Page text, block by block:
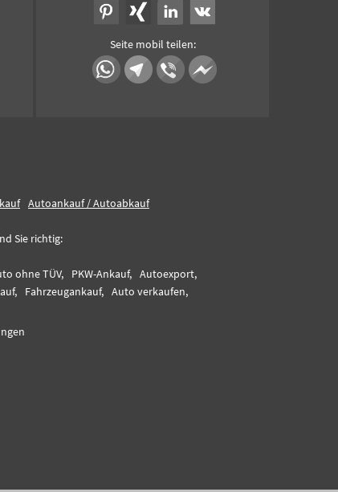
Seite mobil teilen:
Autoankauf / Autoabkauf
Sie richtig:
ohne TÜV, PKW-Ankauf, Autoexport,
Fahrzeugankauf, Auto verkaufen,